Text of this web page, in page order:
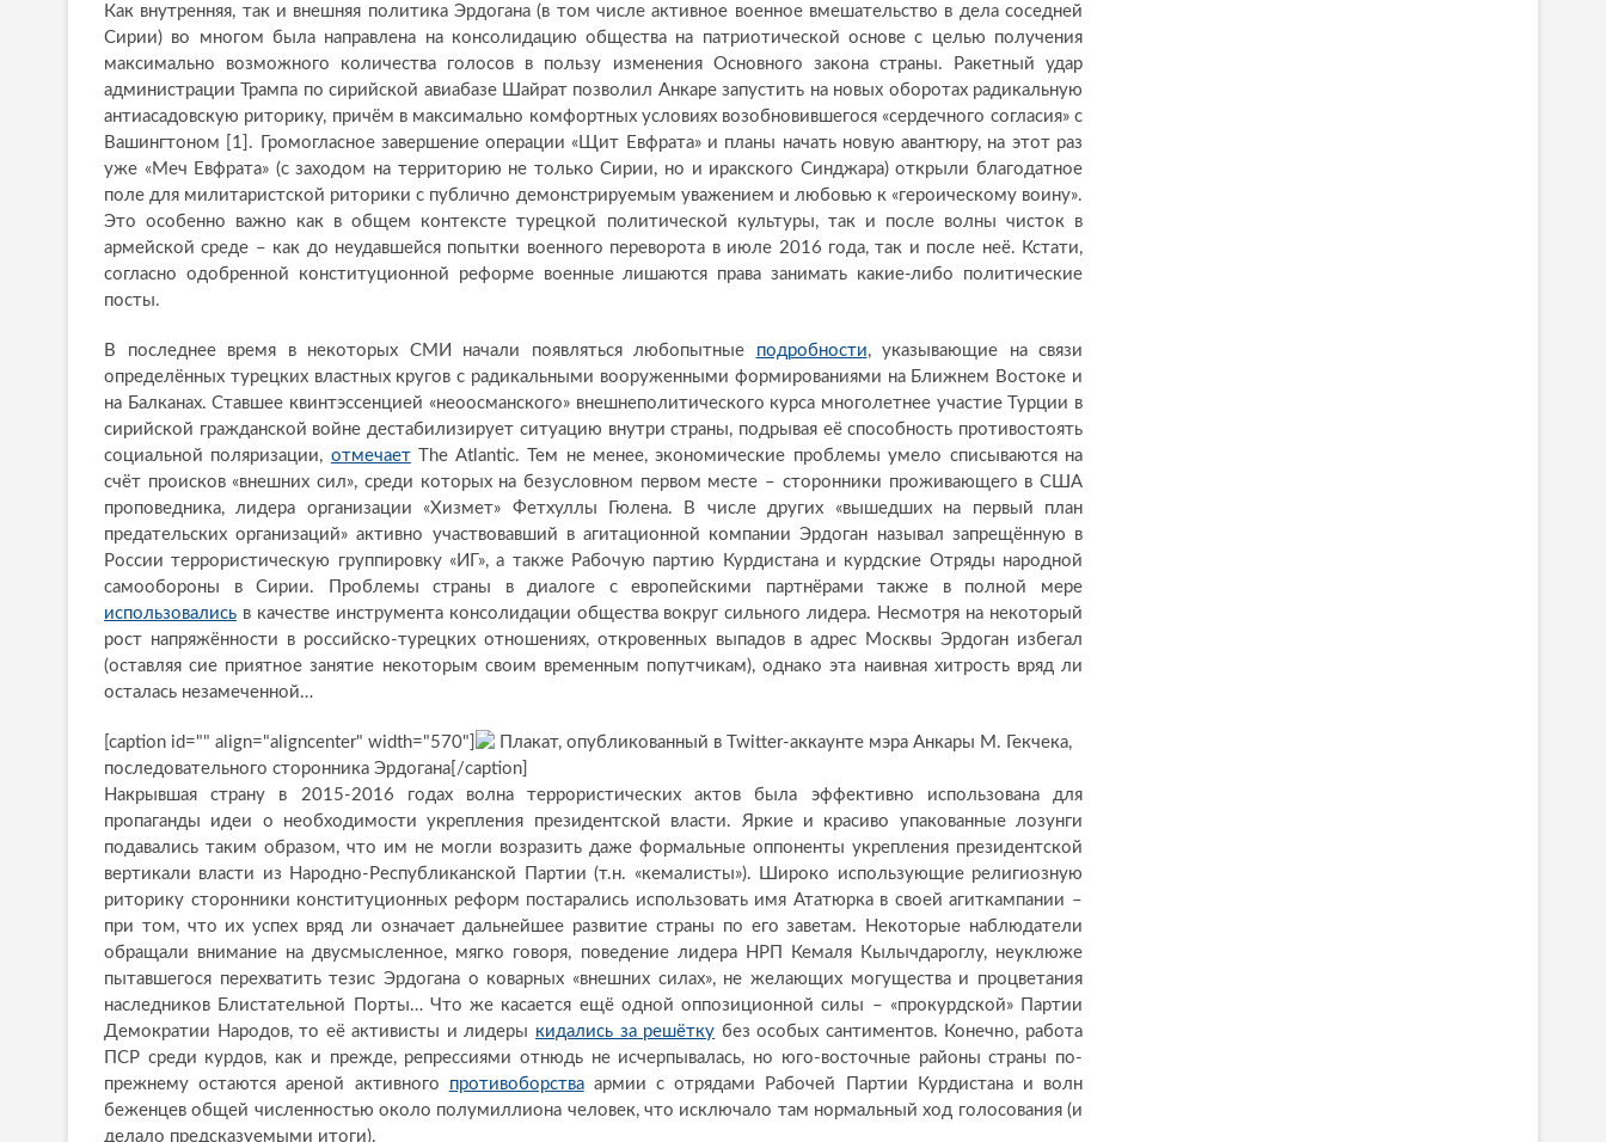
Как внутренняя, так и внешняя политика Эрдогана (в том числе активное военное вмешательство в дела соседней
Сирии) во многом была направлена на консолидацию общества на патриотической основе с целью получения
максимально возможного количества голосов в пользу изменения Основного закона страны. Ракетный удар
администрации Трампа по сирийской авиабазе Шайрат позволил Анкаре запустить на новых оборотах радикальную
антиасадовскую риторику, причём в максимально комфортных условиях возобновившегося «сердечного согласия» с
Вашингтоном [1]. Громогласное завершение операции «Щит Евфрата» и планы начать новую авантюру, на этот раз
уже «Меч Евфрата» (с заходом на территорию не только Сирии, но и иракского Синджара) открыли благодатное
поле для милитаристской риторики с публично демонстрируемым уважением и любовью к «героическому воину».
Это особенно важно как в общем контексте турецкой политической культуры, так и после волны чисток в
армейской среде – как до неудавшейся попытки военного переворота в июле 2016 года, так и после неё. Кстати,
согласно одобренной конституционной реформе военные лишаются права занимать какие-либо политические
посты.
В последнее время в некоторых СМИ начали появляться любопытные подробности, указывающие на связи
определённых турецких властных кругов с радикальными вооруженными формированиями на Ближнем Востоке и
на Балканах. Ставшее квинтэссенцией «неоосманского» внешнеполитического курса многолетнее участие Турции в
сирийской гражданской войне дестабилизирует ситуацию внутри страны, подрывая её способность противостоять
социальной поляризации, отмечаетThe Atlantic. Тем не менее, экономические проблемы умело списываются на
счёт происков «внешних сил», среди которых на безусловном первом месте – сторонники проживающего в США
проповедника, лидера организации «Хизмет» Фетхуллы Гюлена. В числе других «вышедших на первый план
предательских организаций» активно участвовавший в агитационной компании Эрдоган называл запрещённую в
России террористическую группировку «ИГ», а также Рабочую партию Курдистана и курдские Отряды народной
самообороны в Сирии. Проблемы страны в диалоге с европейскими партнёрами также в полной мере
использовались в качестве инструмента консолидации общества вокруг сильного лидера. Несмотря на некоторый
рост напряжённости в российско-турецких отношениях, откровенных выпадов в адрес Москвы Эрдоган избегал
(оставляя сие приятное занятие некоторым своим временным попутчикам), однако эта наивная хитрость вряд ли
осталась незамеченной…
[caption id="" align="aligncenter" width="570"]
Плакат, опубликованный в Twitter-аккаунте мэра Анкары М. Гекчека,
последовательного сторонника Эрдогана[/caption]
Накрывшая страну в 2015-2016 годах волна террористических актов была эффективно использована для
пропаганды идеи о необходимости укрепления президентской власти. Яркие и красиво упакованные лозунги
подавались таким образом, что им не могли возразить даже формальные оппоненты укрепления президентской
вертикали власти из Народно-Республиканской Партии (т.н. «кемалисты»). Широко использующие религиозную
риторику сторонники конституционных реформ постарались использовать имя Ататюрка в своей агиткампании –
при том, что их успех вряд ли означает дальнейшее развитие страны по его заветам. Некоторые наблюдатели
обращали внимание на двусмысленное, мягко говоря, поведение лидера НРП Кемаля Кылычдароглу, неуклюже
пытавшегося перехватить тезис Эрдогана о коварных «внешних силах», не желающих могущества и процветания
наследников Блистательной Порты… Что же касается ещё одной оппозиционной силы – «прокурдской» Партии
Демократии Народов, то её активисты и лидеры кидались за решётку без особых сантиментов. Конечно, работа
ПСР среди курдов, как и прежде, репрессиями отнюдь не исчерпывалась, но юго-восточные районы страны по-
прежнему остаются ареной активного противоборстваармии с отрядами Рабочей Партии Курдистана и волн
беженцев общей численностью около полумиллиона человек, что исключало там нормальный ход голосования (и
делало предсказуемыми итоги).